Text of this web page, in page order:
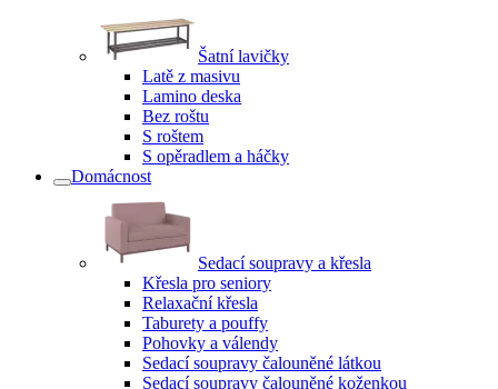
Šatní lavičky
Latě z masivu
Lamino deska
Bez roštu
S roštem
S opěradlem a háčky
Domácnost
Sedací soupravy a křesla
Křesla pro seniory
Relaxační křesla
Taburety a pouffy
Pohovky a válendy
Sedací soupravy čalouněné látkou
Sedací soupravy čalouněné koženkou